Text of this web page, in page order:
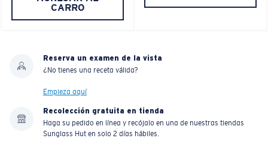
CARRO
Reserva un examen de la vista
¿No tienes una receta válida?
Empieza aquí
Recolección gratuita en tienda
Haga su pedido en línea y recójalo en una de nuestras tiendas
Sunglass Hut en solo 2 días hábiles.